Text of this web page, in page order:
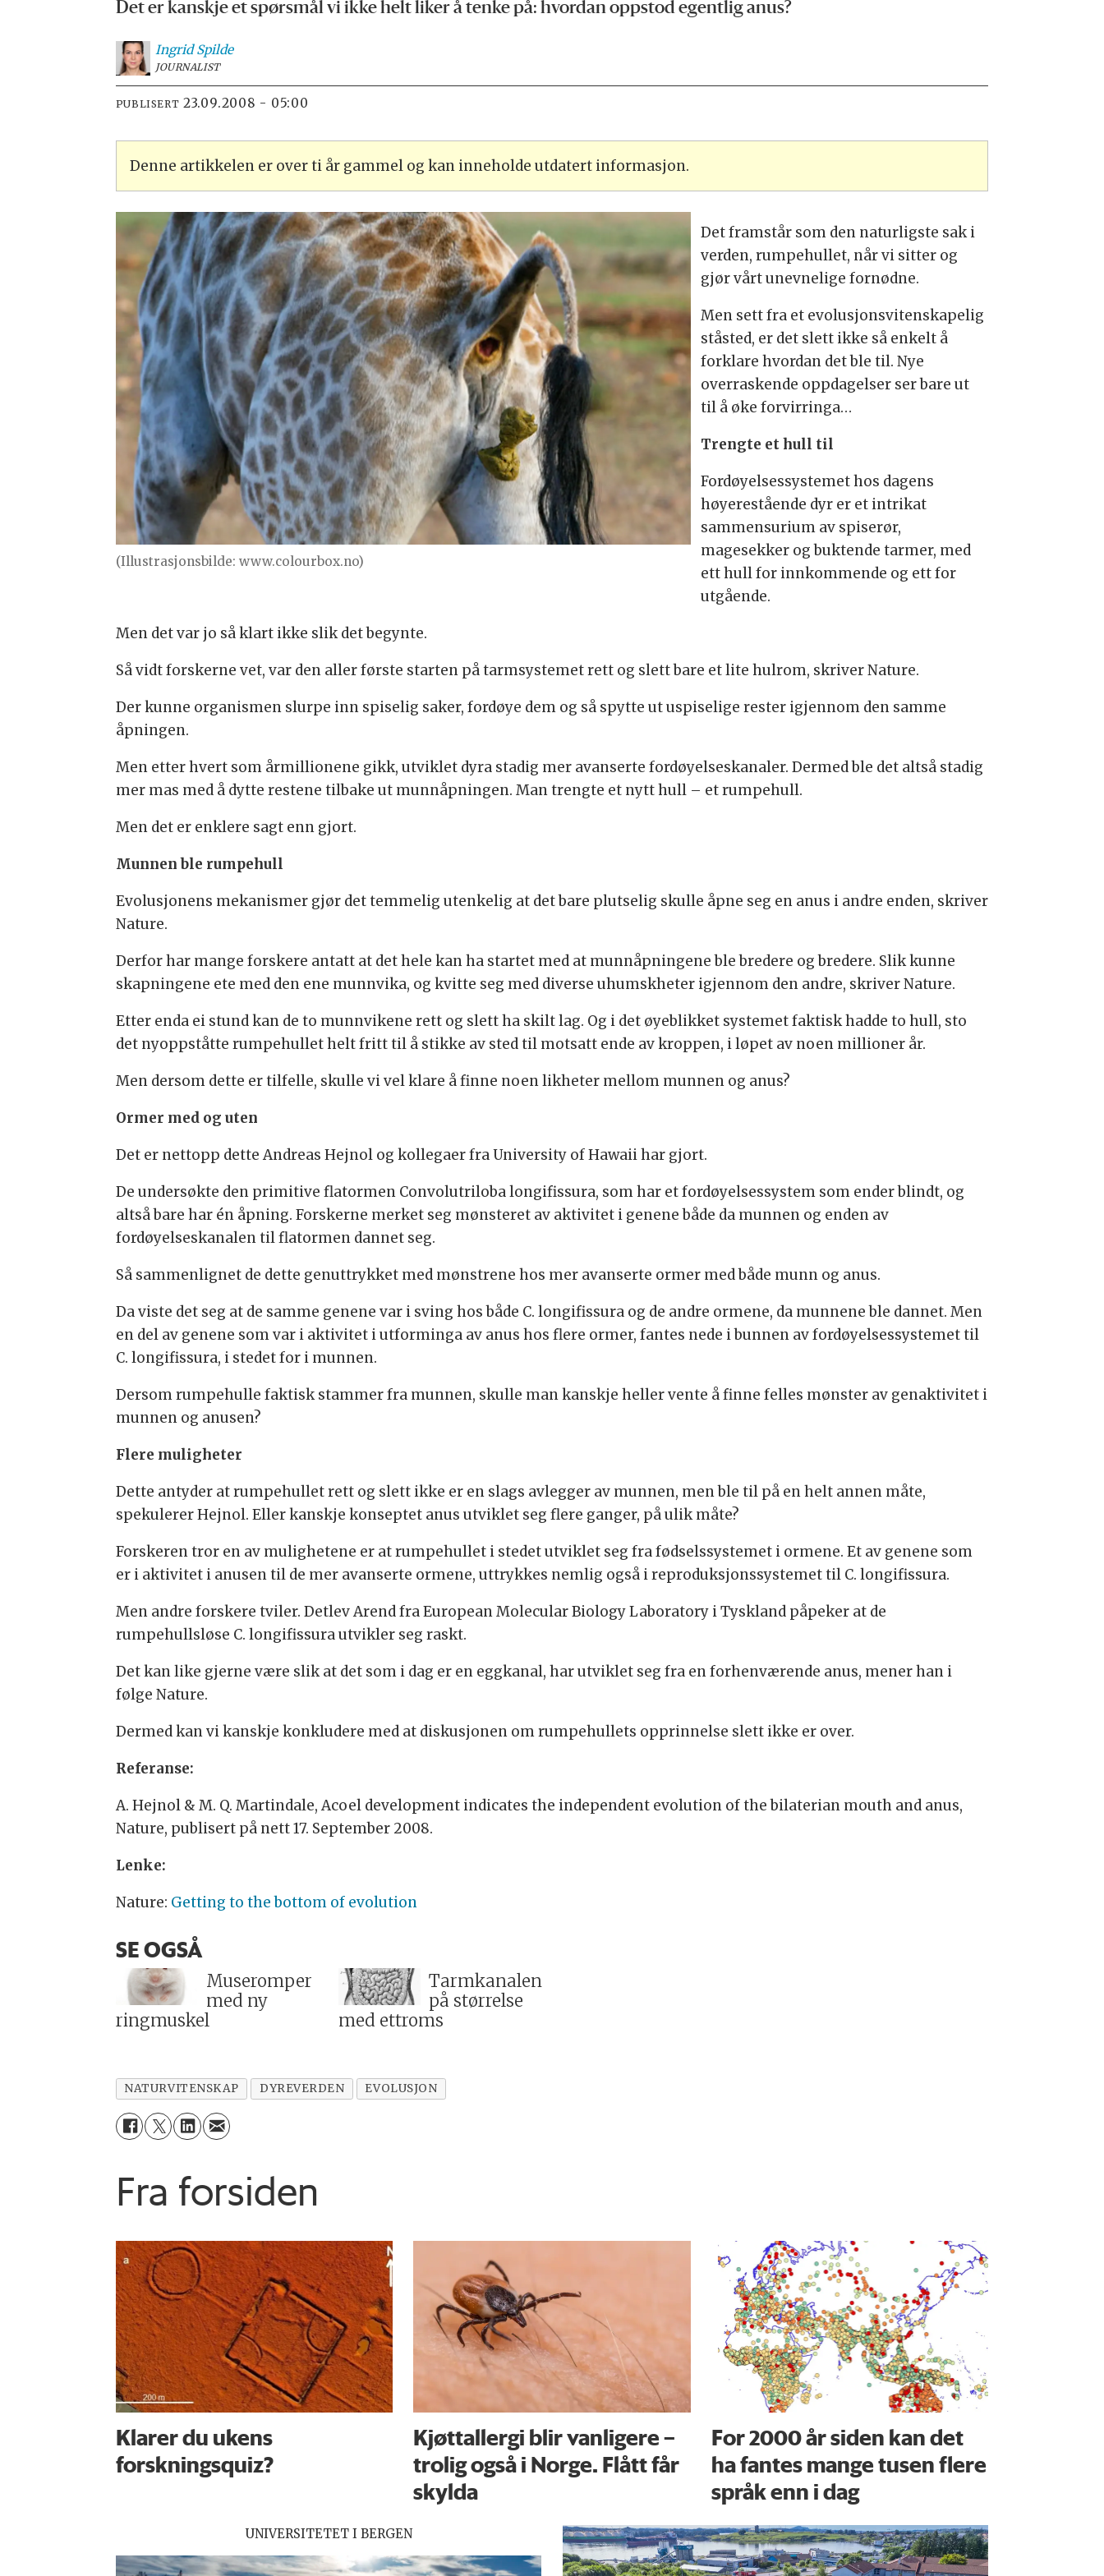
Det er kanskje et spørsmål vi ikke helt liker å tenke på: hvordan oppstod egentlig anus?
Ingrid Spilde
JOURNALIST
PUBLISERT 23.09.2008 - 05:00
Denne artikkelen er over ti år gammel og kan inneholde utdatert informasjon.
(Illustrasjonsbilde: www.colourbox.no)
Det framstår som den naturligste sak i
verden, rumpehullet, når vi sitter og
gjør vårt unevnelige fornødne.
Men sett fra et evolusjonsvitenskapelig
ståsted, er det slett ikke så enkelt å
forklare hvordan det ble til. Nye
overraskende oppdagelser ser bare ut
til å øke forvirringa…
Trengte et hull til
Fordøyelsessystemet hos dagens
høyerestående dyr er et intrikat
sammensurium av spiserør,
magesekker og buktende tarmer, med
ett hull for innkommende og ett for
utgående.
Men det var jo så klart ikke slik det begynte.
Så vidt forskerne vet, var den aller første starten på tarmsystemet rett og slett bare et lite hulrom, skriver Nature.
Der kunne organismen slurpe inn spiselig saker, fordøye dem og så spytte ut uspiselige rester igjennom den samme
åpningen.
Men etter hvert som årmillionene gikk, utviklet dyra stadig mer avanserte fordøyelseskanaler. Dermed ble det altså stadig
mer mas med å dytte restene tilbake ut munnåpningen. Man trengte et nytt hull – et rumpehull.
Men det er enklere sagt enn gjort.
Munnen ble rumpehull
Evolusjonens mekanismer gjør det temmelig utenkelig at det bare plutselig skulle åpne seg en anus i andre enden, skriver
Nature.
Derfor har mange forskere antatt at det hele kan ha startet med at munnåpningene ble bredere og bredere. Slik kunne
skapningene ete med den ene munnvika, og kvitte seg med diverse uhumskheter igjennom den andre, skriver Nature.
Etter enda ei stund kan de to munnvikene rett og slett ha skilt lag. Og i det øyeblikket systemet faktisk hadde to hull, sto
det nyoppståtte rumpehullet helt fritt til å stikke av sted til motsatt ende av kroppen, i løpet av noen millioner år.
Men dersom dette er tilfelle, skulle vi vel klare å finne noen likheter mellom munnen og anus?
Ormer med og uten
Det er nettopp dette Andreas Hejnol og kollegaer fra University of Hawaii har gjort.
De undersøkte den primitive flatormen Convolutriloba longifissura, som har et fordøyelsessystem som ender blindt, og
altså bare har én åpning. Forskerne merket seg mønsteret av aktivitet i genene både da munnen og enden av
fordøyelseskanalen til flatormen dannet seg.
Så sammenlignet de dette genuttrykket med mønstrene hos mer avanserte ormer med både munn og anus.
Da viste det seg at de samme genene var i sving hos både C. longifissura og de andre ormene, da munnene ble dannet. Men
en del av genene som var i aktivitet i utforminga av anus hos flere ormer, fantes nede i bunnen av fordøyelsessystemet til
C. longifissura, i stedet for i munnen.
Dersom rumpehulle faktisk stammer fra munnen, skulle man kanskje heller vente å finne felles mønster av genaktivitet i
munnen og anusen?
Flere muligheter
Dette antyder at rumpehullet rett og slett ikke er en slags avlegger av munnen, men ble til på en helt annen måte,
spekulerer Hejnol. Eller kanskje konseptet anus utviklet seg flere ganger, på ulik måte?
Forskeren tror en av mulighetene er at rumpehullet i stedet utviklet seg fra fødselssystemet i ormene. Et av genene som
er i aktivitet i anusen til de mer avanserte ormene, uttrykkes nemlig også i reproduksjonssystemet til C. longifissura.
Men andre forskere tviler. Detlev Arend fra European Molecular Biology Laboratory i Tyskland påpeker at de
rumpehullsløse C. longifissura utvikler seg raskt.
Det kan like gjerne være slik at det som i dag er en eggkanal, har utviklet seg fra en forhenværende anus, mener han i
følge Nature.
Dermed kan vi kanskje konkludere med at diskusjonen om rumpehullets opprinnelse slett ikke er over.
Referanse:
A. Hejnol & M. Q. Martindale, Acoel development indicates the independent evolution of the bilaterian mouth and anus,
Nature, publisert på nett 17. September 2008.
Lenke:
Nature: Getting to the bottom of evolution
SE OGSÅ
Museromper
med ny
ringmuskel
Tarmkanalen
på størrelse
med ettroms
NATURVITENSKAP DYREVERDEN EVOLUSJON
Fra forsiden
Klarer du ukens
forskningsquiz?
Kjøttallergi blir vanligere –
trolig også i Norge. Flått får
skylda
For 2000 år siden kan det
ha fantes mange tusen flere
språk enn i dag
UNIVERSITETET I BERGEN